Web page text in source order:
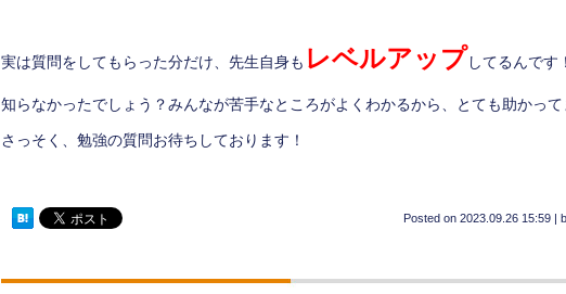
実は質問をしてもらった分だけ、先生自身も レベルアップしてるんです！
知らなかったでしょう？みんなが苦手なところがよくわかるから、とても助かって
さっそく、勉強の質問お待ちしております！
Posted on 2023.09.26 15:59 |